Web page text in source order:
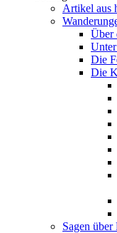
Artikel aus
Über
Die
Die
Sagen